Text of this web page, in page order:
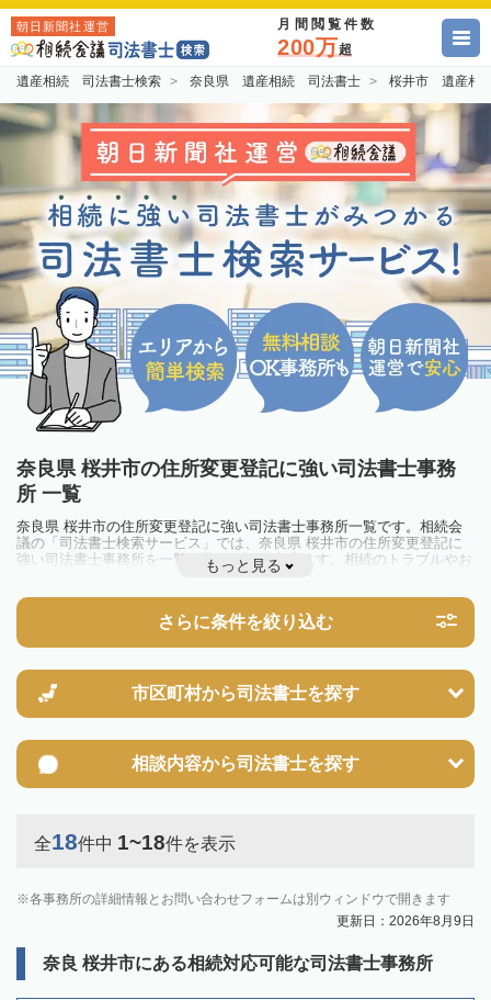
朝日新聞社運営 月間閲覧件数
200万超
遺産相続 司法書士検索 奈良県 遺産相続 司法書士 桜井市 遺産相
奈良県 桜井市の住所変更登記に強い司法書士事務
所 一覧
奈良県 桜井市の住所変更登記に強い司法書士事務所一覧です。相続会
議の「司法書士検索サービス」では、奈良県 桜井市の住所変更登記に
強い司法書士事務所を一覧で見ることが出来ます。相続のトラブルやお
悩みを抱えている方は一度近隣の司法書士に相談してみましょう。
もっと見る
さらに条件を絞り込む
市区町村から司法書士を探す
相談内容から司法書士を探す
全18件中 1~18件を表示
各事務所の詳細情報とお問い合わせフォームは別ウィンドウで開きます
更新日：2026年8月9日
奈良 桜井市にある相続対応可能な司法書士事務所